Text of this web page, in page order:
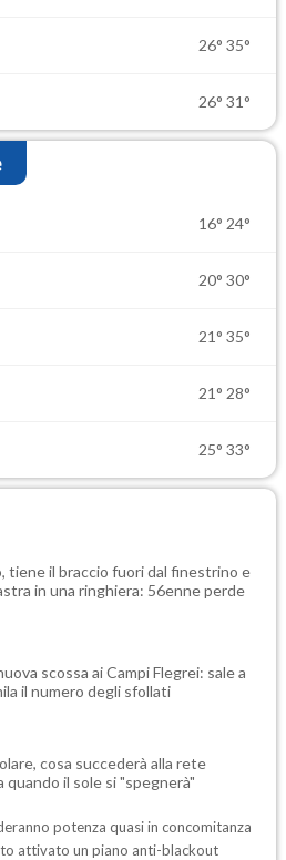
26° 35°
26° 31°
16° 24°
20° 30°
21° 35°
21° 28°
25° 33°
tiene il braccio fuori dal finestrino e
in una ringhiera: 56enne perde
scossa ai Campi Flegrei: sale a
il numero degli sfollati
cosa succederà alla rete
il sole si "spegnerà"
potenza quasi in concomitanza
attivato un piano anti-blackout